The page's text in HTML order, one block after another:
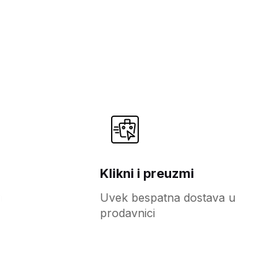
Klikni i preuzmi
Uvek bespatna dostava u
prodavnici